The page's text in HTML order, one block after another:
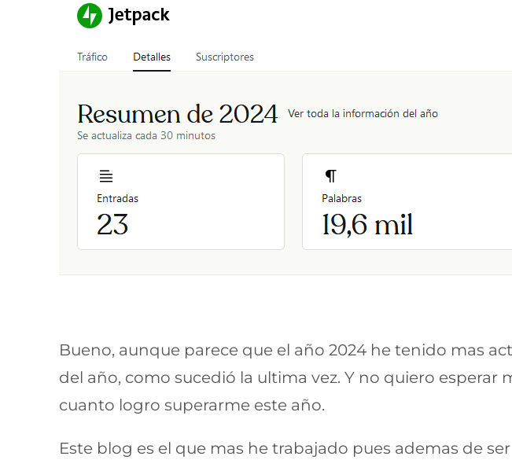
Bueno, aunque parece que el año 2024 he tenido mas
del año, como sucedió la ultima vez. Y no quiero
cuanto logro superarme este año.
Este blog es el que mas he trabajado pues ademas de